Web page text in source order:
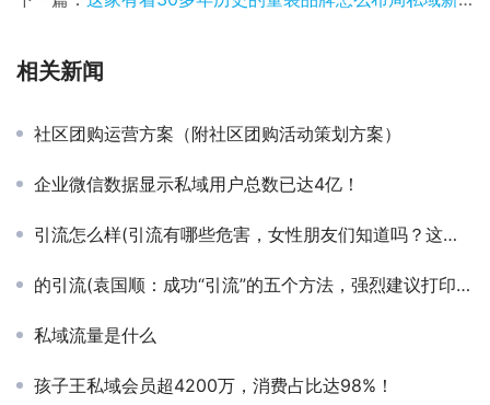
相关新闻
社区团购运营方案（附社区团购活动策划方案）
企业微信数据显示私域用户总数已达4亿！
引流怎么样(引流有哪些危害，女性朋友们知道吗？这篇文章千万要看)
的引流(袁国顺：成功“引流”的五个方法，强烈建议打印，背会，照做)
私域流量是什么
孩子王私域会员超4200万，消费占比达98%！